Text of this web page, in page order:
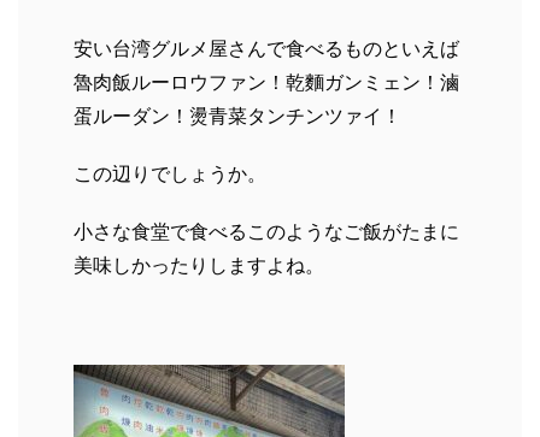
安い台湾グルメ屋さんで食べるものといえば
魯肉飯ルーロウファン！乾麵ガンミェン！滷
蛋ルーダン！燙青菜タンチンツァイ！
この辺りでしょうか。
小さな食堂で食べるこのようなご飯がたまに
美味しかったりしますよね。